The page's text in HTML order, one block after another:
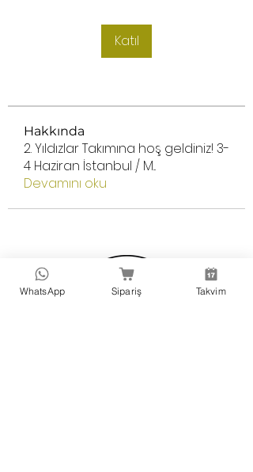
Katıl
Hakkında
2. Yıldızlar Takımına hoş geldiniz! 3-
4 Haziran İstanbul / M...
Devamını oku
WhatsApp Sipariş Takvim